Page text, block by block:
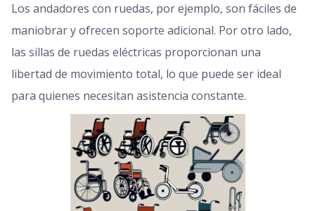
Los andadores con ruedas, por ejemplo, son fáciles de
maniobrar y ofrecen soporte adicional. Por otro lado,
las sillas de ruedas eléctricas proporcionan una
libertad de movimiento total, lo que puede ser ideal
para quienes necesitan asistencia constante.